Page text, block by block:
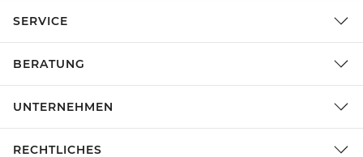
SERVICE
BERATUNG
UNTERNEHMEN
RECHTLICHES